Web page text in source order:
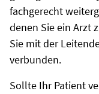
fachgerecht
denen Sie ein Arzt
Sie mit der
verbunden.
Sollte Ihr Patient